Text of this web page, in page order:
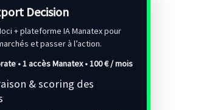
Decision
+ plateforme IA Manatex pour
et passer à l’action.
• 1 accès Manatex •100 € / mois
& scoring des